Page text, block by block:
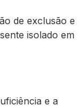
de exclusão e
isolado em
e a